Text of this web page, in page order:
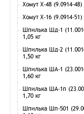
Хомут Х-48 (9.0914-48)
Хомут Х-16 (9.0914-51)
Шпилька Шд-1
1,05 кг
Шпилька Шд-2
1,50 кг
Шпилька ША-1
1,60 кг
Шпилька ША-1п
1,70 кг
Шпилька Шп-501